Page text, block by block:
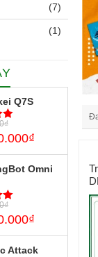
(7)
(1)
Q7S
₫
₫
Omni
₫
₫
Attack